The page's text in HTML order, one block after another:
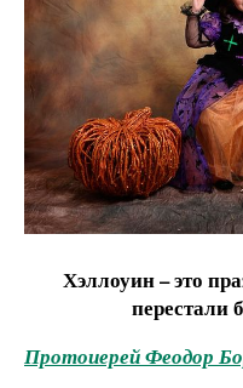
Хэллоуин – это
перестали
Протоиерей Феодор